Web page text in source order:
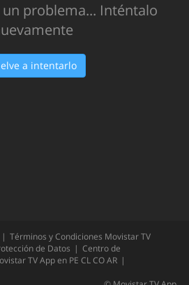
problema... Inténtalo
a intentarlo
Términos y Condiciones Movistar TV
de Datos
Centro de
TV App en PE CLCOAR